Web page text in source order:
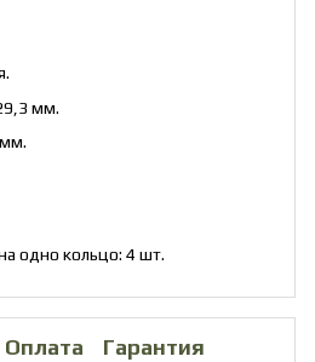
мм.
одно кольцо: 4 шт.
Оплата Гарантия